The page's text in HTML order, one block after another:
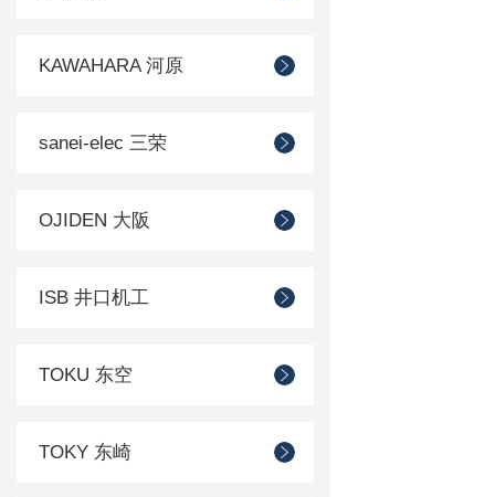
KAWAHARA 河原
sanei-elec 三荣
OJIDEN 大阪
ISB 井口机工
TOKU 东空
TOKY 东崎